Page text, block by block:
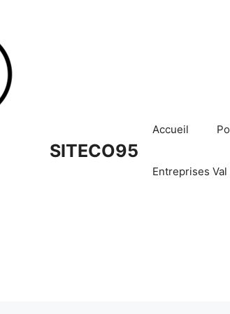
SITECO95
Accueil
Entreprises Val